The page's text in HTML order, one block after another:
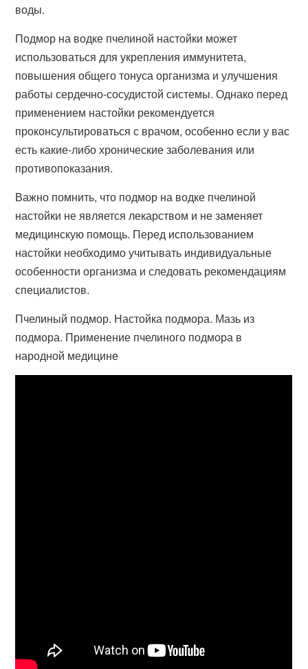
воды.
Подмор на водке пчелиной настойки может
использоваться для укрепления иммунитета,
повышения общего тонуса организма и улучшения
работы сердечно-сосудистой системы. Однако перед
применением настойки рекомендуется
проконсультироваться с врачом, особенно если у вас
есть какие-либо хронические заболевания или
противопоказания.
Важно помнить, что подмор на водке пчелиной
настойки не является лекарством и не заменяет
медицинскую помощь. Перед использованием
настойки необходимо учитывать индивидуальные
особенности организма и следовать рекомендациям
специалистов.
Пчелиный подмор. Настойка подмора. Мазь из
подмора. Применение пчелиного подмора в
народной медицине